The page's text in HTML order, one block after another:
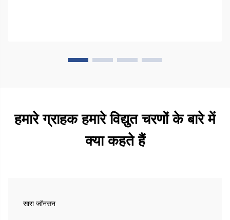
हमारे ग्राहक हमारे विद्युत चरणों के बारे में
क्या कहते हैं
सारा जॉनसन